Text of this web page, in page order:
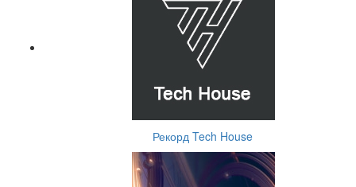
Рекорд Tech House